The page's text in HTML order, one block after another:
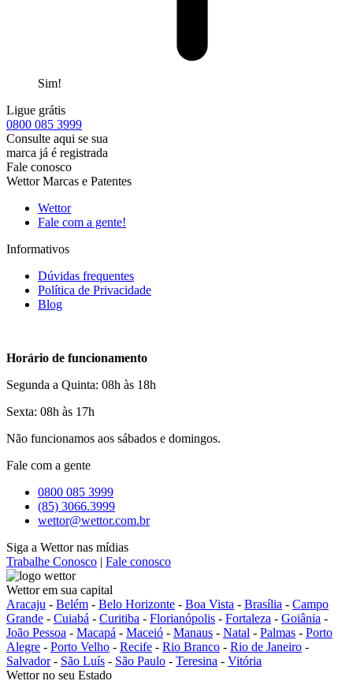
Sim!
Ligue grátis
0800 085 3999
Consulte aqui se sua
marca já é registrada
Fale conosco
Wettor Marcas e Patentes
Wettor
Fale com a gente!
Informativos
Dúvidas frequentes
Política de Privacidade
Blog
Horário de funcionamento
Segunda a Quinta: 08h às 18h
Sexta: 08h às 17h
Não funcionamos aos sábados e domingos.
Fale com a gente
0800 085 3999
(85) 3066.3999
wettor@wettor.com.br
Siga a Wettor nas mídias
Trabalhe Conosco | Fale conosco
Wettor em sua capital
Aracaju - Belém - Belo Horizonte - Boa Vista - Brasília - Campo
Grande - Cuiabá - Curitiba - Florianópolis - Fortaleza - Goiânia -
João Pessoa - Macapá - Maceió - Manaus - Natal - Palmas - Porto
Alegre - Porto Velho - Recife - Rio Branco - Rio de Janeiro -
Salvador- São Luís - São Paulo - Teresina - Vitória
Wettor no seu Estado